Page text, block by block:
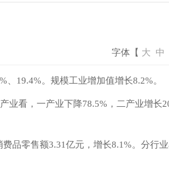
字体【 大 中
19.4%。规模工业增加值增长8.2%。
业看，一产业下降78.5%，二产业增长
品零售额3.31亿元，增长8.1%。分行